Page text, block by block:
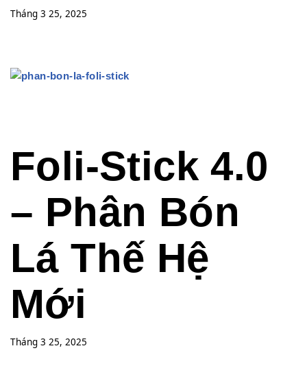
Tháng 3 25, 2025
Foli-Stick 4.0
– Phân Bón
Lá Thế Hệ
Mới
Tháng 3 25, 2025